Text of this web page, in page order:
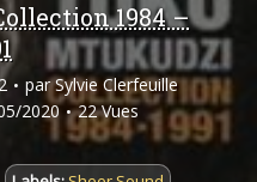
1984 –
par Sylvie Clerfeuille
2020
22 Vues